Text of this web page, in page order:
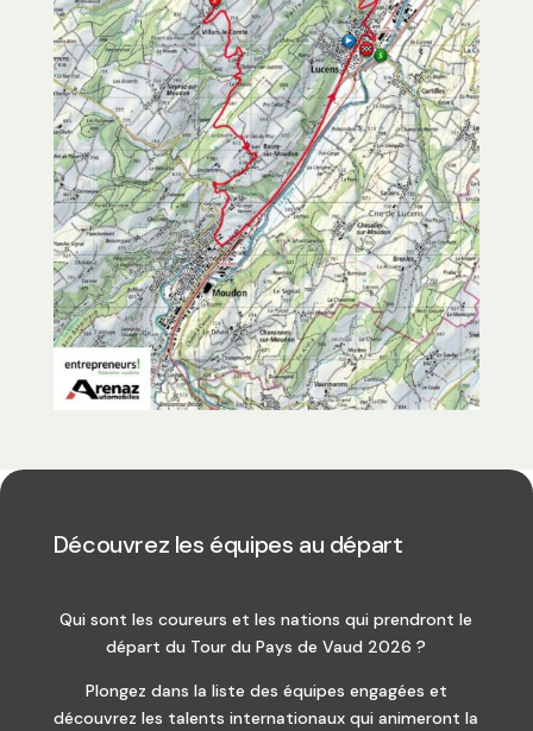
Découvrez les équipes au départ
Qui sont les coureurs et les nations qui prendront le
départ du Tour du Pays de Vaud 2026 ?
Plongez dans la liste des équipes engagées et
découvrez les talents internationaux qui animeront la